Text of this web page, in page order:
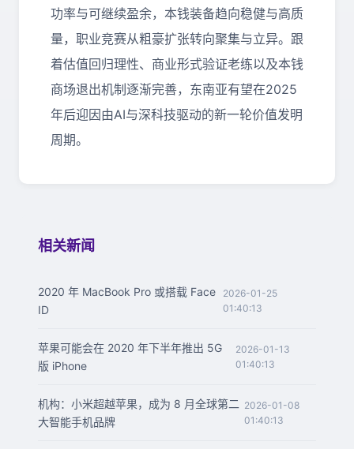
功率与可继续盈余，本钱装备趋向稳健与高质
量，职业竞赛从粗豪扩张转向聚集与立异。跟
着估值回归理性、商业形式验证老练以及本钱
商场退出机制逐渐完善，东南亚有望在2025
年后迎因由AI与深科技驱动的新一轮价值发明
周期。
相关新闻
2020 年 MacBook Pro 或搭载 Face
ID
2026-01-25
01:40:13
苹果可能会在 2020 年下半年推出 5G
版 iPhone
2026-01-13
01:40:13
机构：小米超越苹果，成为 8 月全球第二
大智能手机品牌
2026-01-08
01:40:13